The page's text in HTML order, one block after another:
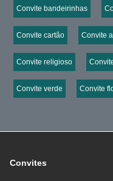
Convite bandeirinhas
Convite cartão Convite
Convite religioso
Convite verde Convite
Convites